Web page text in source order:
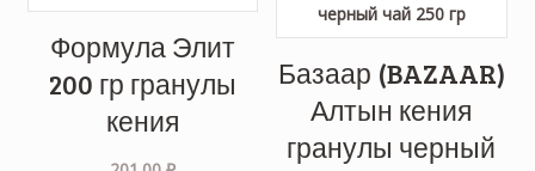
Формула Элит
200 гр гранулы
кения
Базаар (BAZAAR)
Алтын кения
гранулы черный